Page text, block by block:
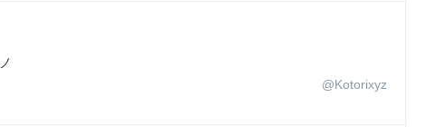
@Kotorixyz